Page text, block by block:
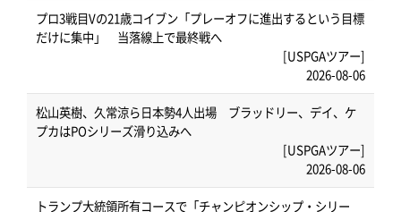
プロ3戦目Vの21歳コイブン「プレーオフに進出するという目標
だけに集中」 当落線上で最終戦へ
[USPGAツアー]
2026-08-06
松山英樹、久常涼ら日本勢4人出場 ブラッドリー、デイ、ケ
プカはPOシリーズ滑り込みへ
[USPGAツアー]
2026-08-06
トランプ大統領所有コースで「チャンピオンシップ・シリー